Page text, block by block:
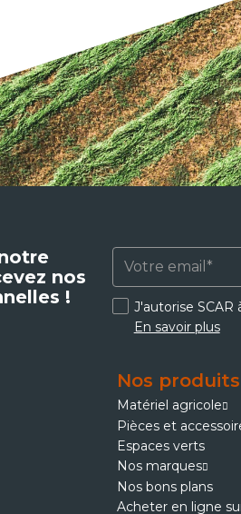
nos
!
J'autorise
En savoir plus
Nos produits
Matériel agricole
Pièces et
Espaces verts
Nos marques
Nos bons plans
Acheter en ligne